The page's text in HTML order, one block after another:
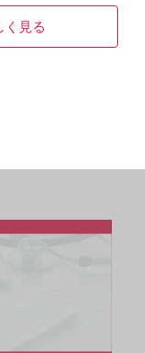
く見る